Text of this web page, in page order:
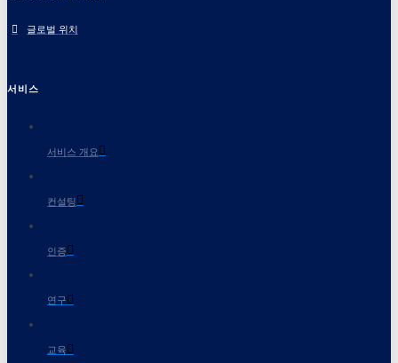
글로벌 위치
서비스
서비스 개요
컨설팅
인증
연구
교육